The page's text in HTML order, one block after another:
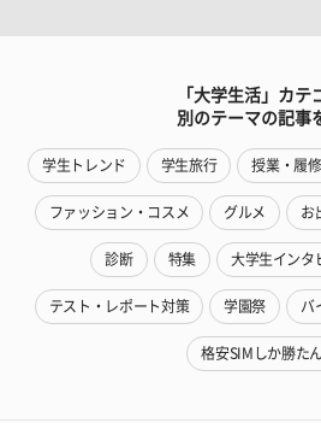
「大学生活」カテ
別のテーマの記事
学生トレンド 学生旅行 授業・履
ファッション・コスメ グルメ お
診断 特集 大学生インタ
テスト・レポート対策 学園祭 バ
格安SIMしか勝たん